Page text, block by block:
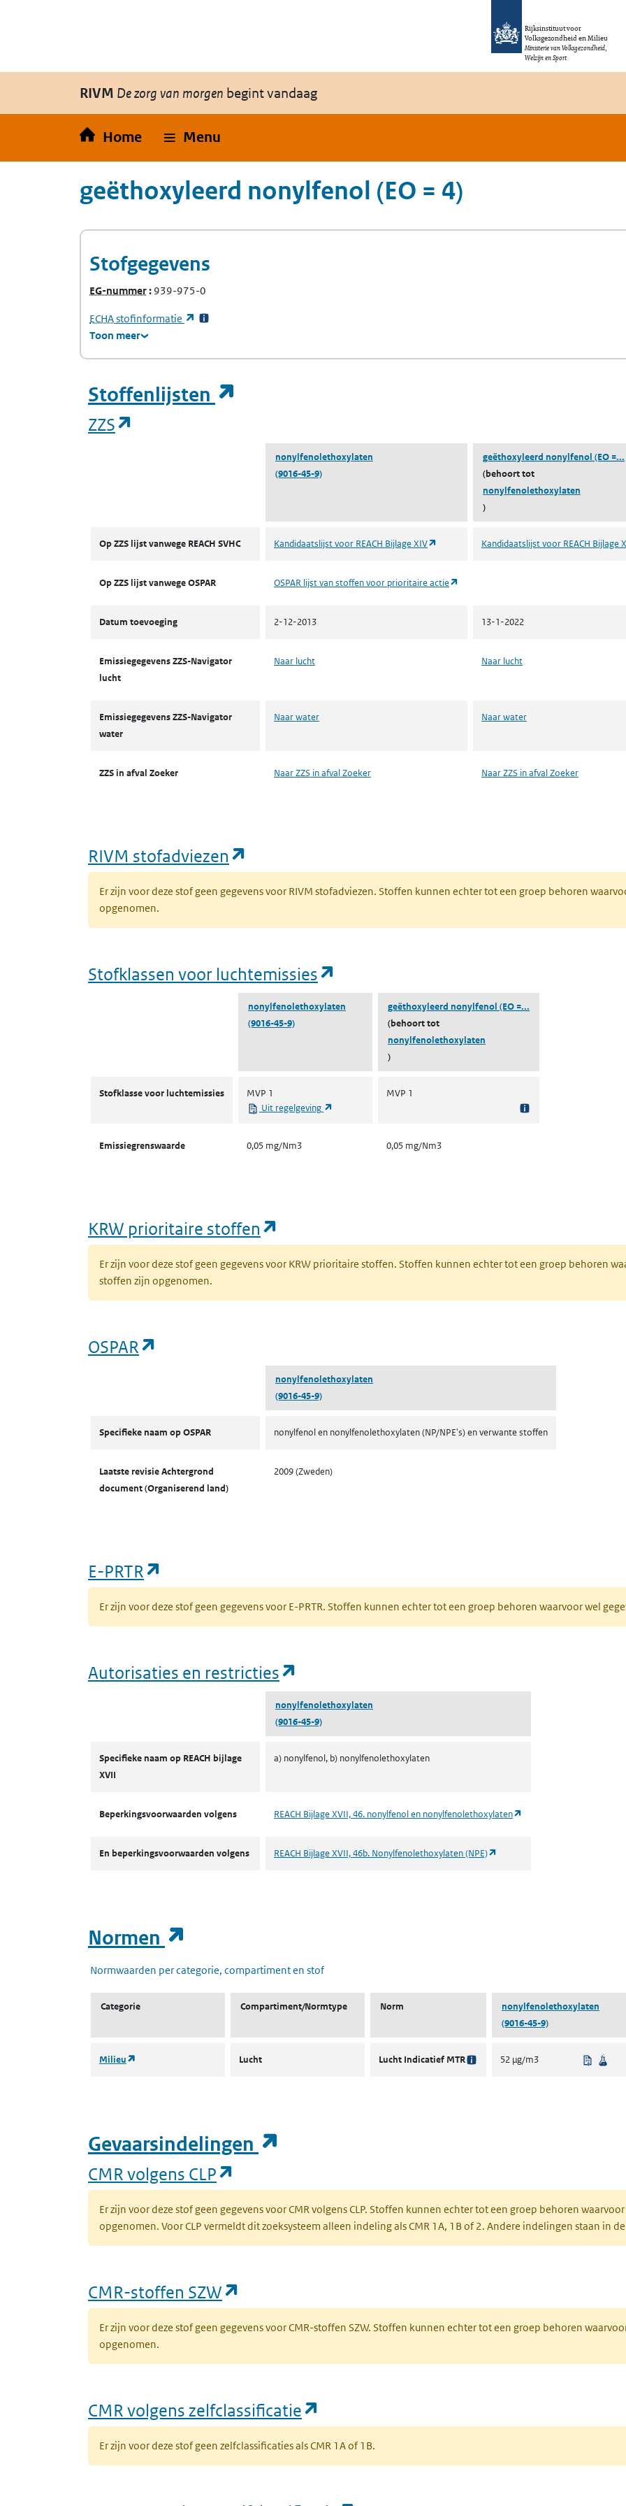
Rijksinstituut voor
Volksgezondheid en Milieu
Ministerie van Volksgezondheid,
Welzijn en Sport
RIVM De zorg van morgen begint vandaag
Home Menu
geëthoxyleerd nonylfenol (EO = 4)
Stofgegevens
EG-nummer(Europees Gemeenschap-nummer)
939-975-0
ECHA(Europees Agentschap voor chemische stoffen)
stofinformatie
(opent in een nieuw tabblad)
Toon meer
Stoffenlijsten
ZZS
nonylfenolethoxylaten
(9016-45-9)
geëthoxyleerd nonylfenol (EO =...
(behoort tot
nonylfenolethoxylaten
)
Op ZZS lijst vanwege REACH SVHC Kandidaatslijst voor REACH Bijlage XIV (opent in een nieuw tabblad)
Kandidaatslijst voor REACH Bijlage
Op ZZS lijst vanwege OSPAR OSPAR lijst van stoffen voor prioritaire actie
Datum toevoeging 2-12-2013 13-1-2022
Emissiegegevens ZZS-Navigator
lucht
Naar lucht Naar lucht
Emissiegegevens ZZS-Navigator
water
Naar water Naar water
ZZS in afval Zoeker Naar ZZS in afval Zoeker Naar ZZS in afval Zoeker
RIVM stofadviezen
Er zijn voor deze stof geen gegevens voor RIVM stofadviezen. Stoffen kunnen echter tot een groep behoren
opgenomen.
Stofklassen voor luchtemissies
nonylfenolethoxylaten
(9016-45-9)
geëthoxyleerd nonylfenol (EO =...
(behoort tot
nonylfenolethoxylaten
)
Stofklasse voor luchtemissies
MVP 1
Uit regelgeving
MVP 1
Emissiegrenswaarde 0,05 mg/Nm3 0,05 mg/Nm3
KRW prioritaire stoffen
Er zijn voor deze stof geen gegevens voor KRW prioritaire stoffen. Stoffen kunnen echter tot een groep behoren
stoffen zijn opgenomen.
OSPAR
nonylfenolethoxylaten
(9016-45-9)
Specifieke naam op OSPAR nonylfenol en nonylfenolethoxylaten (NP/NPE's) en verwante stoffen
Laatste revisie Achtergrond
document (Organiserend land)
2009 (Zweden)
E-PRTR
Er zijn voor deze stof geen gegevens voor E-PRTR. Stoffen kunnen echter tot een groep behoren waarvoor wel
Autorisaties en restricties
nonylfenolethoxylaten
(9016-45-9)
Specifieke naam op REACH bijlage
XVII
a) nonylfenol, b) nonylfenolethoxylaten
Beperkingsvoorwaarden volgens REACH Bijlage XVII, 46. nonylfenol en nonylfenolethoxylaten
En beperkingsvoorwaarden volgens REACH Bijlage XVII, 46b. Nonylfenolethoxylaten (NPE)
Normen
Normwaarden per categorie, compartiment en stof
Categorie Compartiment/Normtype Norm
nonylfenolethoxylaten
(9016-45-9)
Milieu (opent in een nieuw tabblad)
Lucht Lucht Indicatief MTR 52 µg/m3
Gevaarsindelingen
CMR volgens CLP
Er zijn voor deze stof geen gegevens voor CMR volgens CLP. Stoffen kunnen echter tot een groep behoren
opgenomen. Voor CLP vermeldt dit zoeksysteem alleen indeling als CMR 1A, 1B of 2. Andere indelingen staan in
CMR-stoffen SZW
Er zijn voor deze stof geen gegevens voor CMR-stoffen SZW. Stoffen kunnen echter tot een groep behoren
opgenomen.
CMR volgens zelfclassificatie
Er zijn voor deze stof geen zelfclassificaties als CMR 1A of 1B.